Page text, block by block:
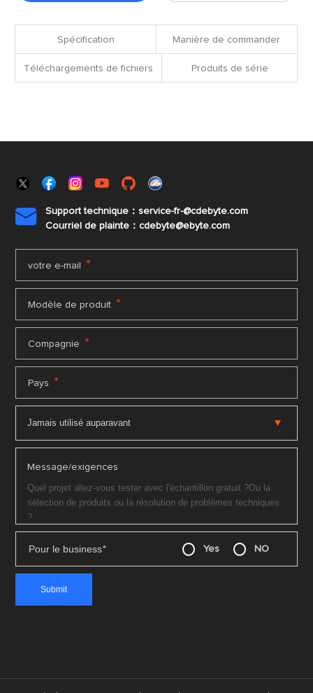
Spécification Manière de commander
Téléchargements de fichiers Produits de série

Support technique：service-fr-@cdebyte.com
Courriel de plainte：cdebyte@ebyte.com
votre e-mail *
Modèle de produit *
Compagnie *
Pays *
Message/exigences
Pour le business* Yes NO